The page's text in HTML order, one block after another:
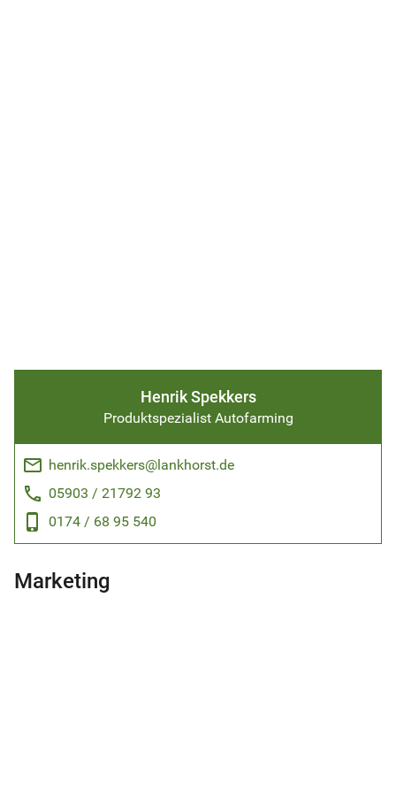
Henrik Spekkers
Produktspezialist Autofarming
email henrik.spekkers@lankhorst.de
phone 05903 / 21792 93
phone_android 0174 / 68 95 540
Marketing